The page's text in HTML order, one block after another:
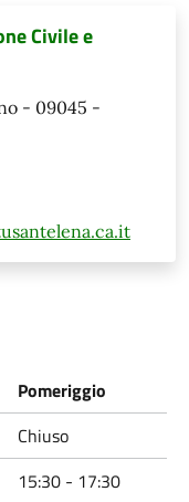
Civile e
- 09045 -
Pomeriggio
Chiuso
15:30 - 17:30